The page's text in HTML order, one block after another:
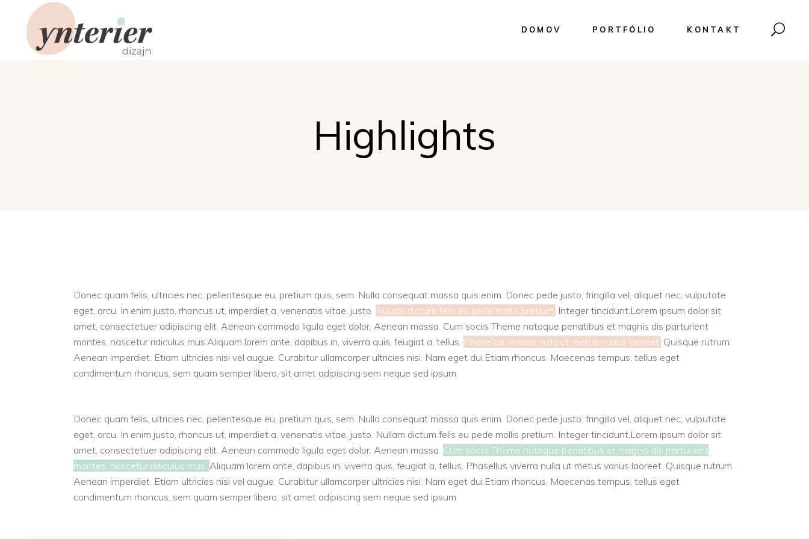
DOMOV PORTFÓLIO KONTAKT
Highlights
Donec quam felis, ultricies nec, pellentesque eu, pretium quis, sem. Nulla consequat massa quis enim. Donec pede justo, fringilla vel, aliquet nec, vulputate
eget, arcu. In enim justo, rhoncus ut, imperdiet a, venenatis vitae, justo. Nullam dictum felis eu pede mollis pretium. Integer tincidunt.Lorem ipsum dolor sit
amet, consectetuer adipiscing elit. Aenean commodo ligula eget dolor. Aenean massa. Cum sociis Theme natoque penatibus et magnis dis parturient
montes, nascetur ridiculus mus.Aliquam lorem ante, dapibus in, viverra quis, feugiat a, tellus. Phasellus viverra nulla ut metus varius laoreet. Quisque rutrum.
Aenean imperdiet. Etiam ultricies nisi vel augue. Curabitur ullamcorper ultricies nisi. Nam eget dui.Etiam rhoncus. Maecenas tempus, tellus eget
condimentum rhoncus, sem quam semper libero, sit amet adipiscing sem neque sed ipsum.
Donec quam felis, ultricies nec, pellentesque eu, pretium quis, sem. Nulla consequat massa quis enim. Donec pede justo, fringilla vel, aliquet nec, vulputate
eget, arcu. In enim justo, rhoncus ut, imperdiet a, venenatis vitae, justo. Nullam dictum felis eu pede mollis pretium. Integer tincidunt.Lorem ipsum dolor sit
amet, consectetuer adipiscing elit. Aenean commodo ligula eget dolor. Aenean massa. Cum sociis Theme natoque penatibus et magnis dis parturient
montes, nascetur ridiculus mus. Aliquam lorem ante, dapibus in, viverra quis, feugiat a, tellus. Phasellus viverra nulla ut metus varius laoreet. Quisque rutrum.
Aenean imperdiet. Etiam ultricies nisi vel augue. Curabitur ullamcorper ultricies nisi. Nam eget dui.Etiam rhoncus. Maecenas tempus, tellus eget
condimentum rhoncus, sem quam semper libero, sit amet adipiscing sem neque sed ipsum.